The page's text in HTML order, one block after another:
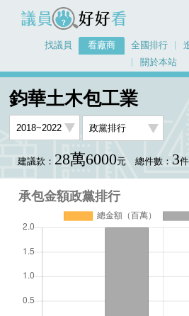
議員好好看
找議員 看廠商 全國排行
關於本站
鈞華土木包工業
建議款： 28萬6000元 總件數： 3件
承包金額政黨排行